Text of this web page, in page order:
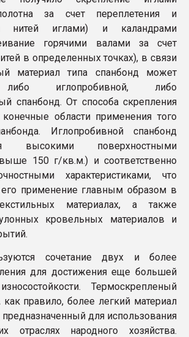
за счет переплетения и
нитей иглами) и каландрами
горячими валами за счет
в определенных точках), в связи
материал типа спанбонд может
либо иглопробивной, либо
спанбонд. От способа скрепления
конечные области применения того
Иглопробивной спанбонд
высокими поверхностными
150 г/кв.м.) и соответственно
характеристиками, что
его применение главным образом в
материалах, а также
кровельных материалов и
сочетание двух и более
для достижения еще большей
Термоскрепленый
как правило, более легкий материал
для использования
отраслях народного хозяйства.